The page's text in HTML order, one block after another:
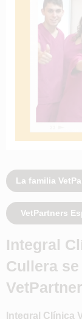
La familia
VetPartners
Integral
Cullera
Integral Clínica